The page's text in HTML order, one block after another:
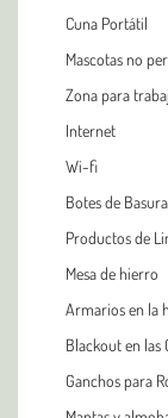
Cuna Portátil
Mascotas no
Zona para
Internet
Wi-fi
Botes de Basura
Productos de
Mesa de hierro
Armarios en la
Blackout en las
Ganchos para